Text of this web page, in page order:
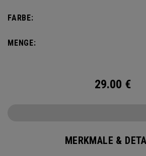
FARBE:
MENGE:
29.00 €
MERKMALE &